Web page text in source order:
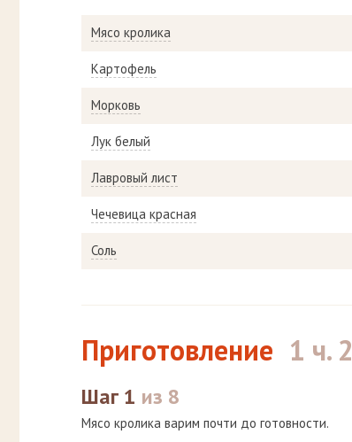
Мясо кролика
Картофель
Морковь
Лук белый
Лавровый лист
Чечевица красная
Соль
Приготовление 1 ч.
Шаг 1 из 8
Мясо кролика варим почти до готовности.